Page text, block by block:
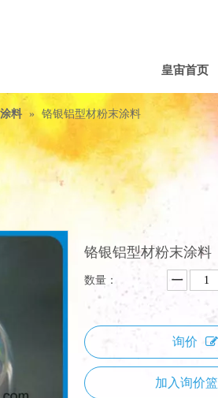
皇宙首页
料 » 铬银铝型材粉末涂料
铬银铝型材粉末涂料
数量：
询价
加入询价篮